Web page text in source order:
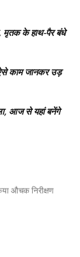
मृतक के हाथ-पैर बंधे
काम जानकर उड़
आज से यहां बनेंगे